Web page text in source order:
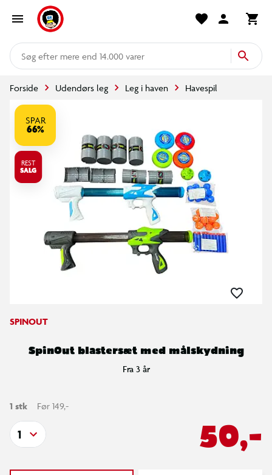
mere end 14.000 varer
Forside Udendørs leg Leg i haven Havespil
SPAR
66%
REST
SALG
SPINOUT
SpinOut blastersæt med målskydning
Fra 3 år
1 stk Før 149,-
50,-
1